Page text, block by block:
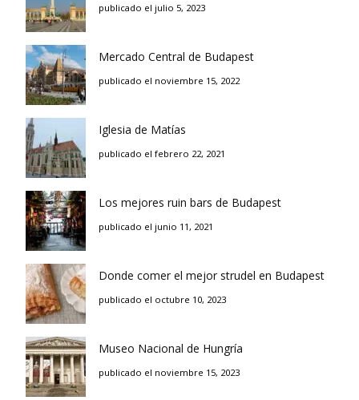
publicado el julio 5, 2023
Mercado Central de Budapest
publicado el noviembre 15, 2022
Iglesia de Matías
publicado el febrero 22, 2021
Los mejores ruin bars de Budapest
publicado el junio 11, 2021
Donde comer el mejor strudel en Budapest
publicado el octubre 10, 2023
Museo Nacional de Hungría
publicado el noviembre 15, 2023